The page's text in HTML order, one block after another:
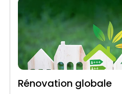
Rénovation globale